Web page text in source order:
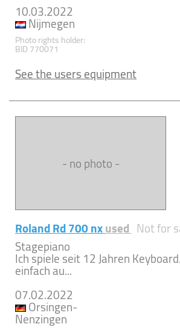
10.03.2022
Nijmegen
Photo rights holder:
BID 770071
See the users equipment
- no photo -
Roland Rd 700 nxused Not for
Stagepiano
Ich spiele seit 12 Jahren
einfach au...
07.02.2022
Orsingen-
Nenzingen